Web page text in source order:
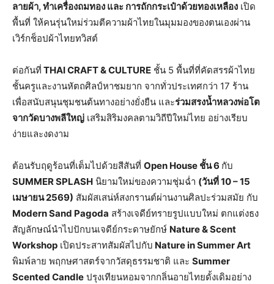
ลายผ้า, ทำเครื่องถมทอง และ การถักกระเป๋าด้วยทองเหลือง เปิด
พื้นที่ ให้คนรุ่นใหม่ร่วมตีความผ้าไทยในมุมมองของตนเองผ่าน
เวิร์กช็อปผ้าไทยทวิสต์
ต่อกันที่ THAI CRAFT & CULTURE ชั้น 5 พื้นที่ที่คัดสรรผ้าไทย
ชั้นครูและงานหัตถศิลป์หาชมยาก จากทั่วประเทศกว่า 17 ร้าน
เพื่อสนับสนุนชุมชนต้นทางอย่างยั่งยืน และร่วมสรงน้ำหลวงพ่อโต
จากวัดบางพลีใหญ่ เสริมสิริมงคลตามวิถีปีใหม่ไทย อย่างเรียบ
ง่ายและงดงาม
ต้อนรับฤดูร้อนที่เต็มไปด้วยสีสันที่ Open House ชั้น6 กับ
SUMMER SPLASH นิยามใหม่ของความชุ่มฉ่ำ (วันที่10 – 15
เมษายน2569) สัมผัสเสน่ห์สงกรานต์ผ่านงานศิลปะร่วมสมัย กับ
Modern Sand Pagoda สร้างเจดีย์ทรายรูปแบบใหม่ ตกแต่งธง
สัญลักษณ์นำไปปักบนเจดีย์กระดาษยักษ์ Nature & Scent
Workshop เปิดประสาทสัมผัสไปกับ Nature in Summer Art
พิมพ์ลาย พฤกษศาสตร์จากวัสดุธรรมชาติ และ Summer
Scented Candle ปรุงเทียนหอมจากกลิ่นอายไทยดั้งเดิมอย่าง